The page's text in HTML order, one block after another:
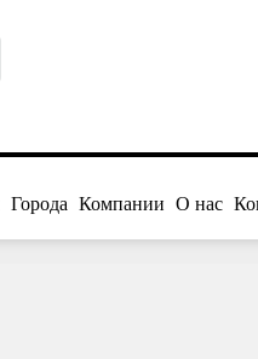
Города Компании О нас